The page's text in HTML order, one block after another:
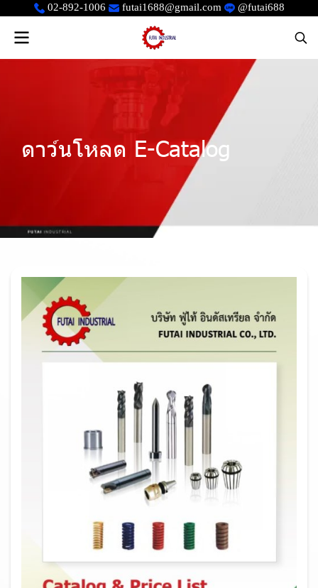
02-892-1006 futai1688@gmail.com @futai688
ดาว์นโหลด E-Catalog